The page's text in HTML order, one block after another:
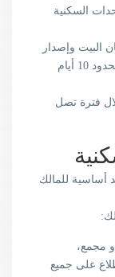
السكنية
البيت وإصدار
محاضر الفرز وصكوك الملكية للمالك مقدرة بحدود 10 أيام
فترة تصل
أساسية للمالك
مجمع،
على جميع